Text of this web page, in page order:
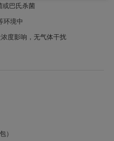
或巴氏杀菌
环境中
度影响，无气体干扰
）